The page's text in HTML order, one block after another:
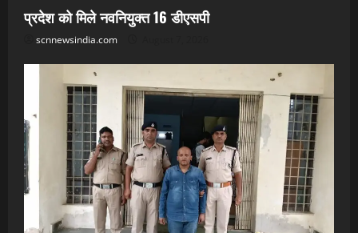
प्रदेश को मिले नवनियुक्त 16 डीएसपी
scnnewsindia.com